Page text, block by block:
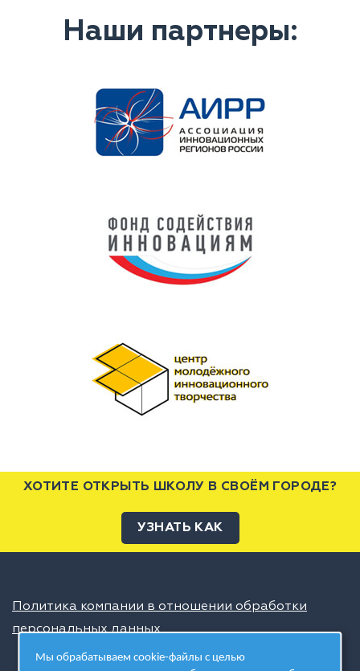
Наши партнеры:
ХОТИТЕ ОТКРЫТЬ ШКОЛУ В СВОЁМ ГОРОДЕ?
УЗНАТЬ КАК
Политика компании в отношении обработки
персональных данных
Мы обрабатываем cookie-файлы с целью